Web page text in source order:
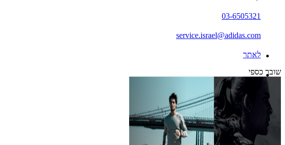
03-6505321
service.israel@adidas.com
לאתר
שובר כספי